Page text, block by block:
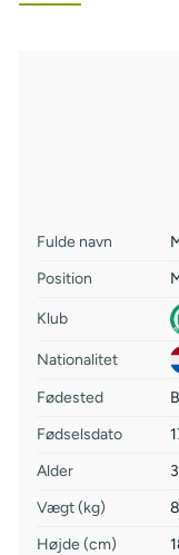
Fulde navn
Position
Klub
Nationalitet
Fødested
Fødselsdato
Alder
Vægt (kg)
Højde (cm)